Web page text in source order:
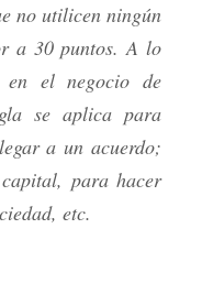
no utilicen ningún
a 30 puntos. A lo
el negocio de
se aplica para
a un acuerdo;
para hacer
etc.